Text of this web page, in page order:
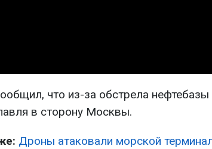
что из-за обстрела
в сторону Москвы.
Дроны атаковали морской